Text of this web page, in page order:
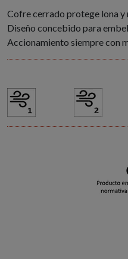
Cofre cerrado protege lona y
Diseño concebido para
Accionamiento siempre con